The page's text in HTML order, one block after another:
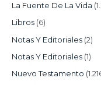
La Fuente De La Vida
Libros (6)
Notas Y Editoriales (2)
Notas Y Editoriales (1)
Nuevo Testamento